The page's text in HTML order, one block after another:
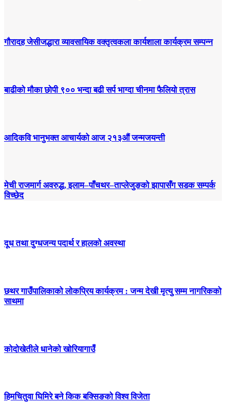
गौरादह जेसीजद्धारा व्यावसायिक वक्तृत्वकला कार्यशाला कार्यक्रम सम्पन्न
बाढीको मौका छोपी ९०० भन्दा बढी सर्प भाग्दा चीनमा फैलियो त्रास
आदिकवि भानुभक्त आचार्यको आज २१३औं जन्मजयन्ती
मेची राजमार्ग अवरुद्ध, इलाम–पाँचथर–ताप्लेजुङको झापासँग सडक सम्पर्क
विच्छेद
दूध तथा दुग्धजन्य पदार्थ र हालको अवस्था
छथर गाउँपालिकाको लोकप्रिय कार्यक्रम : जन्म देखी मृत्यु सम्म नागरिकको
साथमा
कोदोखेतीले धानेको खोरियागाउँ
हिमचितुवा घिमिरे बने किक बक्सिङको विश्व विजेता